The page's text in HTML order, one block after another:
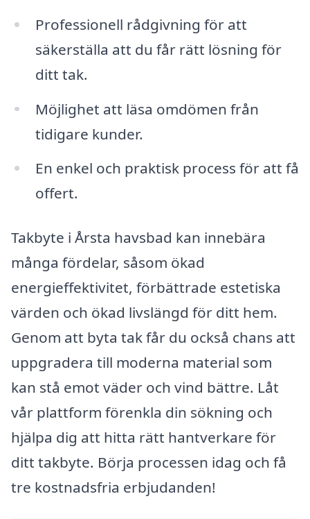
Professionell rådgivning för att
säkerställa att du får rätt lösning för
ditt tak.
Möjlighet att läsa omdömen från
tidigare kunder.
En enkel och praktisk process för att få
offert.
Takbyte i Årsta havsbad kan innebära
många fördelar, såsom ökad
energieffektivitet, förbättrade estetiska
värden och ökad livslängd för ditt hem.
Genom att byta tak får du också chans att
uppgradera till moderna material som
kan stå emot väder och vind bättre. Låt
vår plattform förenkla din sökning och
hjälpa dig att hitta rätt hantverkare för
ditt takbyte. Börja processen idag och få
tre kostnadsfria erbjudanden!